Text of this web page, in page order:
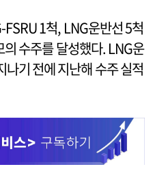
1척, LNG운반선 5척
수주를 달성했다. LNG운
나기 전에 지난해 수주 실적